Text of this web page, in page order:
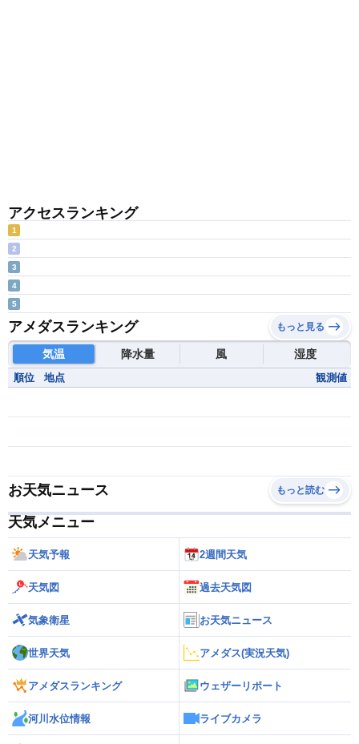
アクセスランキング
1
2
3
4
5
アメダスランキング もっと見る
気温 降水量 風 湿度
順位 地点 観測値
お天気ニュース もっと読む
天気メニュー
天気予報 2週間天気
天気図 過去天気図
気象衛星 お天気ニュース
世界天気 アメダス(実況天気)
アメダスランキング ウェザーリポート
河川水位情報 ライブカメラ